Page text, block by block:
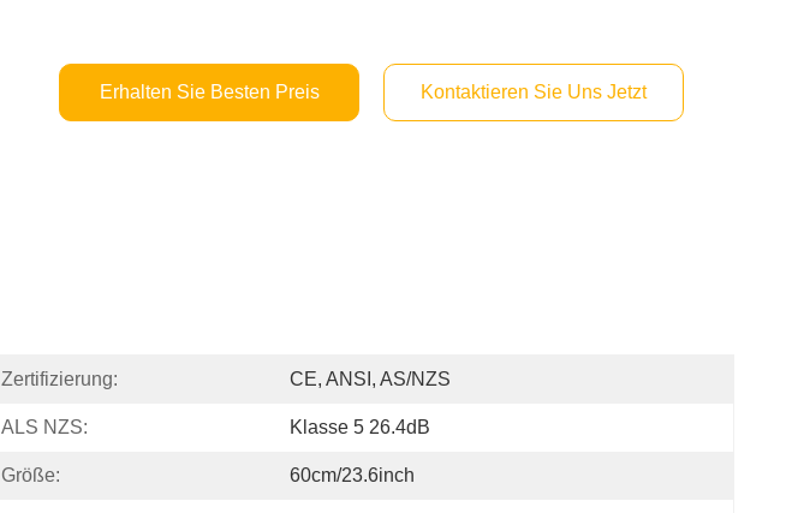
Erhalten Sie Besten Preis Kontaktieren Sie Uns Jetzt
Zertifizierung: CE, ANSI, AS/NZS
ALS NZS: Klasse 5 26.4dB
Größe: 60cm/23.6inch